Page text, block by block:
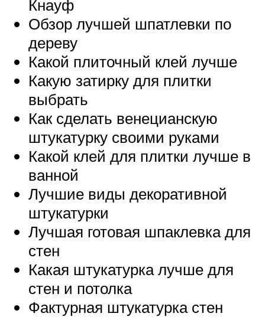
Кнауф
Обзор лучшей шпатлевки по
дереву
Какой плиточный клей лучше
Какую затирку для плитки
выбрать
Как сделать венецианскую
штукатурку своими руками
Какой клей для плитки лучше в
ванной
Лучшие виды декоративной
штукатурки
Лучшая готовая шпаклевка для
стен
Какая штукатурка лучше для
стен и потолка
Фактурная штукатурка стен